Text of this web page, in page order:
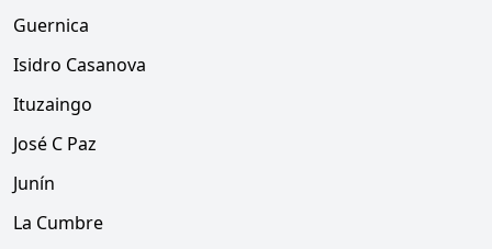
Guernica
Isidro Casanova
Ituzaingo
José C Paz
Junín
La Cumbre